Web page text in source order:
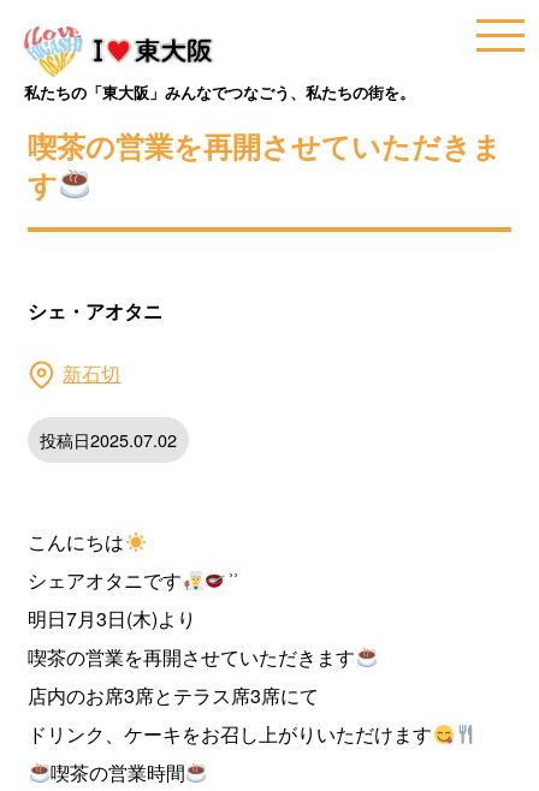
私たちの「東大阪」みんなでつなごう、私たちの街を。
喫茶の営業を再開させていただきま
す
シェ・アオタニ
新石切
投稿日2025.07.02
こんにちは
シェアオタニです
͗ ͗
明日7月3日(木)より
喫茶の営業を再開させていただきます
店内のお席3席とテラス席3席にて
ドリンク、ケーキをお召し上がりいただけます
喫茶の営業時間